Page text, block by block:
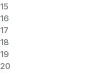
15
16
17
18
19
20